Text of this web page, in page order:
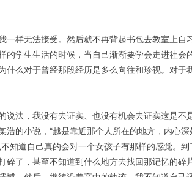
样无法接受。然后就不再背起书包去教室上自
学生生活的时候，当自己渐渐要学会走进社会
么对于曾经那段经历是多么向往和珍视。对于
法，我没有去证实、也没有机会去证实这是不
的小说，“越是靠近那个人所在的地方，内心
知道自己真的会对一个女孩子有那样的感觉。
了，甚至不知道到什么地方去找回那记忆的碎